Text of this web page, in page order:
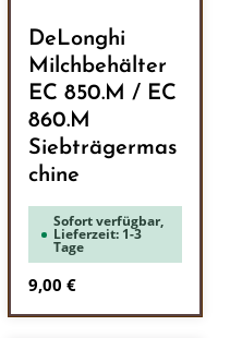
DeLonghi
Milchbehälter
EC 850.M / EC
860.M
Siebträgermas
chine
Sofort verfügbar,
Lieferzeit: 1-3
Tage
Regulärer Preis:
9,00 €